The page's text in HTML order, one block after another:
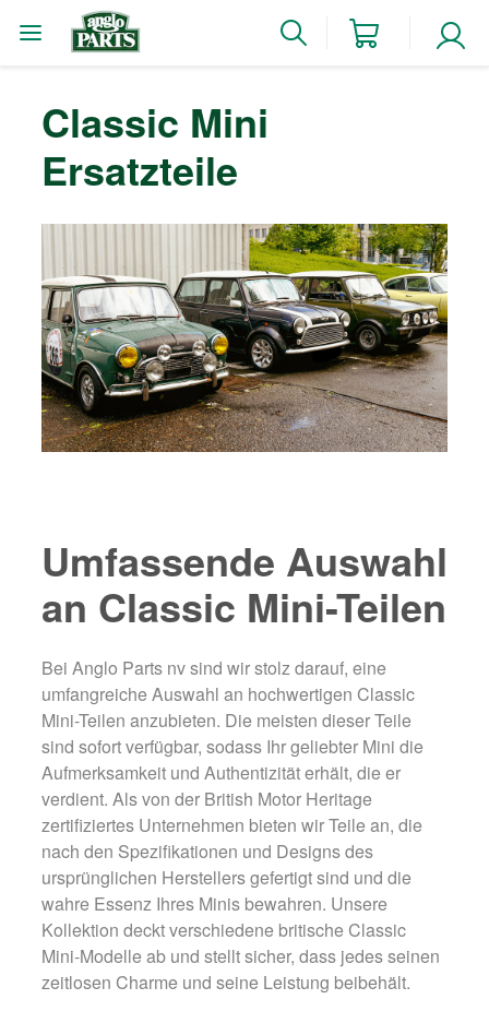
Classic Mini
Ersatzteile
Umfassende Auswahl
an Classic Mini-Teilen
Bei Anglo Parts nv sind wir stolz darauf, eine
umfangreiche Auswahl an hochwertigen Classic
Mini-Teilen anzubieten. Die meisten dieser Teile
sind sofort verfügbar, sodass Ihr geliebter Mini die
Aufmerksamkeit und Authentizität erhält, die er
verdient. Als von der British Motor Heritage
zertifiziertes Unternehmen bieten wir Teile an, die
nach den Spezifikationen und Designs des
ursprünglichen Herstellers gefertigt sind und die
wahre Essenz Ihres Minis bewahren. Unsere
Kollektion deckt verschiedene britische Classic
Mini-Modelle ab und stellt sicher, dass jedes seinen
zeitlosen Charme und seine Leistung beibehält.